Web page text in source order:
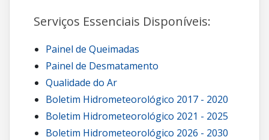
Serviços Essenciais Disponíveis:
Painel de Queimadas
Painel de Desmatamento
Qualidade do Ar
Boletim Hidrometeorológico 2017 - 2020
Boletim Hidrometeorológico 2021 - 2025
Boletim Hidrometeorológico 2026 - 2030